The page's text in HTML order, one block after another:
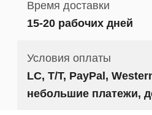
Время доставки
15-20 рабочих дней
Условия оплаты
LC, T/T, PayPal,
небольшие платежи,